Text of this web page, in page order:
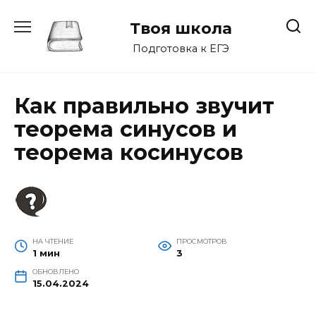
содержанию
Твоя школа
Подготовка к ЕГЭ
Как правильно звучит
теорема синусов и
теорема косинусов
НА ЧТЕНИЕ
1 мин
ПРОСМОТРОВ
3
ОБНОВЛЕНО
15.04.2024